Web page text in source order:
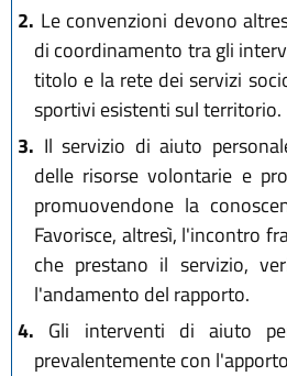
2. Le convenzioni devono
di coordinamento tra gli
titolo e la rete dei servizi
sportivi esistenti sul territorio.
3. Il servizio di aiuto
delle risorse volontarie e
promuovendone la
Favorisce, altresì, l'incontro
che prestano il servizio,
l'andamento del rapporto.
4. Gli interventi di aiuto
prevalentemente con